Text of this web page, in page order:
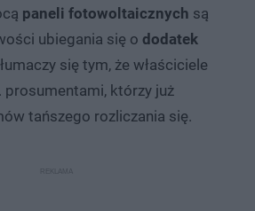
paneli fotowoltaicznych są
ubiegania się o dodatek
się tym, że właściciele
którzy już
tańszego rozliczania się.